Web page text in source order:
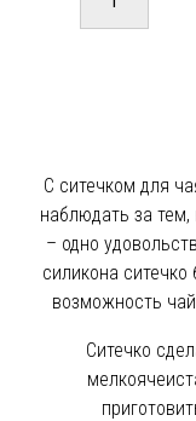
С ситечком для
наблюдать за
– одно
силикона ситечко
возможность
Ситечко